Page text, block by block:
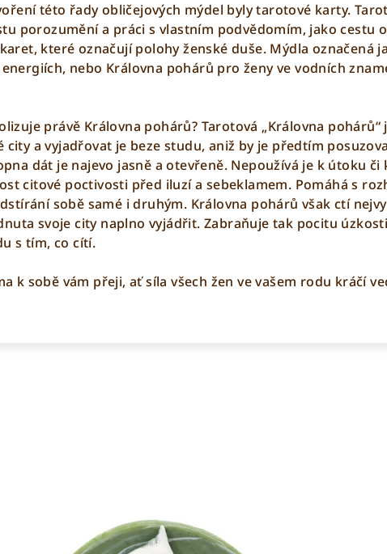
této řady obličejových mýdel byly tarotové karty.
porozumění a práci s vlastním podvědomím, jako
které označují polohy ženské duše. Mýdla
nebo Královna pohárů pro ženy ve vodních
právě Královna pohárů? Tarotová „Královna
city a vyjadřovat je beze studu, aniž by je předtím
dát je najevo jasně a otevřeně. Nepoužívá je k útoku
citové poctivosti před iluzí a sebeklamem. Pomáhá s
sobě samé i druhým. Královna pohárů však ctí
svoje city naplno vyjádřit. Zabraňuje tak pocitu
s tím, co cítí.
k sobě vám přeji, ať síla všech žen ve vašem rodu kráčí